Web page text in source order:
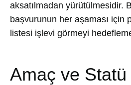
aksatılmadan yürütülmesidir.
başvurunun her aşaması için
listesi işlevi görmeyi
Amaç ve Statü